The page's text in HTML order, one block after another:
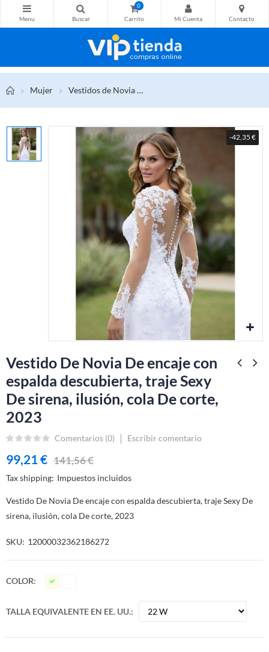
0
Mujer Vestidos de Novia
-42,35 €
Vestido De Novia De encaje con
espalda descubierta, traje Sexy
De sirena, ilusión, cola De corte,
2023
Comentarios (0) Escribir comentario
99,21 € 141,56 €
Tax shipping Impuestos incluidos
Vestido De Novia De encaje con espalda descubierta, traje Sexy De
sirena, ilusión, cola De corte, 2023
SKU 12000032362186272
COLOR
TALLA EQUIVALENTE EN EE. UU.